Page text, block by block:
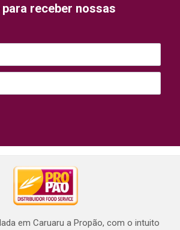
receber nossas
em Caruaru a Propão, com o intuito